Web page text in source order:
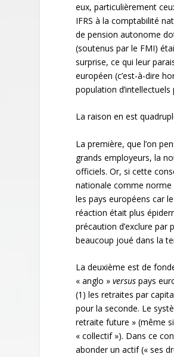
eux, particulièrement
IFRS à la comptabilité
de pension autonome
(soutenus par le FMI)
surprise, ce qui leur
européen (c’est-à-dire
population
La raison en est
La première, que l’on
grands employeurs, la
officiels. Or, si cette
nationale comme norme
les pays européens car
réaction était plus
précaution d’exclure par
beaucoup joué dans la
La deuxième est de
« anglo »versus pays
(1) les retraites par
pour la seconde. Le
retraite future » (même
« collectif »). Dans ce
abonder un actif (« ses